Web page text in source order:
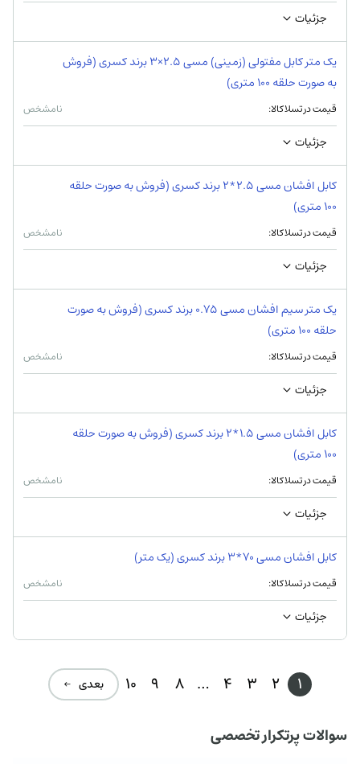
جزئیات
یک متر کابل مفتولی (زمینی) مسی 2.5×3 برند کسری (فروش
به صورت حلقه 100 متری)
قیمت در تسلاکالا: نامشخص
جزئیات
کابل افشان مسی 2.5*2 برند کسری (فروش به صورت حلقه
100 متری)
قیمت در تسلاکالا: نامشخص
جزئیات
یک متر سیم افشان مسی 0.75 برند کسری (فروش به صورت
حلقه 100 متری)
قیمت در تسلاکالا: نامشخص
جزئیات
کابل افشان مسی 1.5*2 برند کسری (فروش به صورت حلقه
100 متری)
قیمت در تسلاکالا: نامشخص
جزئیات
کابل افشان مسی 70*3 برند کسری (یک متر)
قیمت در تسلاکالا: نامشخص
جزئیات
1
2
3
4
…
8
9
10 بعدی ←
سوالات پرتکرار تخصصی